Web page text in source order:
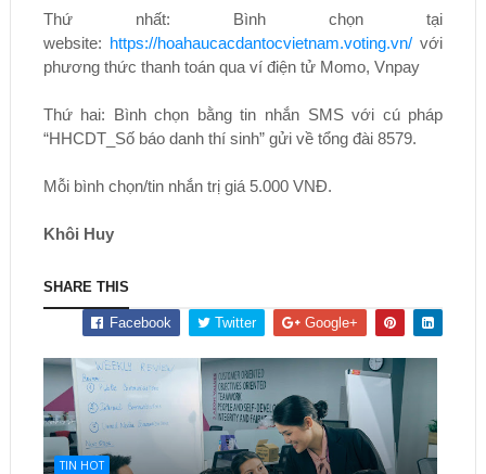
Thứ nhất: Bình chọn tại
website: https://hoahaucacdantocvietnam.voting.vn/ với
phương thức thanh toán qua ví điện tử Momo, Vnpay
Thứ hai: Bình chọn bằng tin nhắn SMS với cú pháp
“HHCDT_Số báo danh thí sinh” gửi về tổng đài 8579.
Mỗi bình chọn/tin nhắn trị giá 5.000 VNĐ.
Khôi Huy
SHARE THIS
Facebook Twitter Google+
TIN HOT